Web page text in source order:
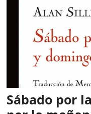
Sábado por